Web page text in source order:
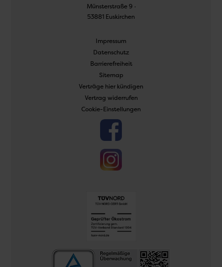
Münsterstraße 9 ·
53881 Euskirchen
Navigation
Impressum
Datenschutz
Barrierefreiheit
Sitemap
Verträge hier kündigen
Vertrag widerrufen
Cookie-Einstellungen